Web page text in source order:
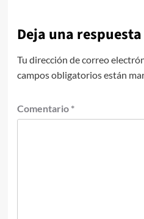
Deja una respuesta
Tu dirección de correo
campos obligatorios están
Comentario *